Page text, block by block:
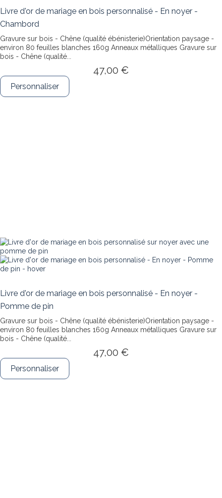
Livre d'or de mariage en bois personnalisé - En noyer -
Chambord
Gravure sur bois - Chêne (qualité ébénisterie)Orientation paysage -
environ 80 feuilles blanches 160g Anneaux métalliques Gravure sur
bois - Chêne (qualité...
47,00 €
Personnaliser
Livre d'or de mariage en bois personnalisé - En noyer -
Pomme de pin
Gravure sur bois - Chêne (qualité ébénisterie)Orientation paysage -
environ 80 feuilles blanches 160g Anneaux métalliques Gravure sur
bois - Chêne (qualité...
47,00 €
Personnaliser